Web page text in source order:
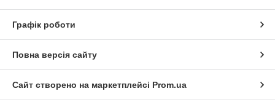
Графік роботи
Повна версія сайту
Сайт створено на маркетплейсі Prom.ua